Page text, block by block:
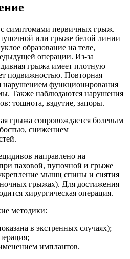
симптомами первичных грыж.
или грыже белой линии
образование на теле,
операции. Из-за
грыжа имеет плотную
подвижностью. Повторная
нарушением функционирования
Также наблюдаются нарушения
тошнота, вздутие, запоры.
грыжа сопровождается болевым
снижением
направлено на
паховой, пупочной и грыже
мышц спины и снятия
грыжах). Для достижения
хирургическая операция.
методики:
в экстренных случаях);
имплантов.